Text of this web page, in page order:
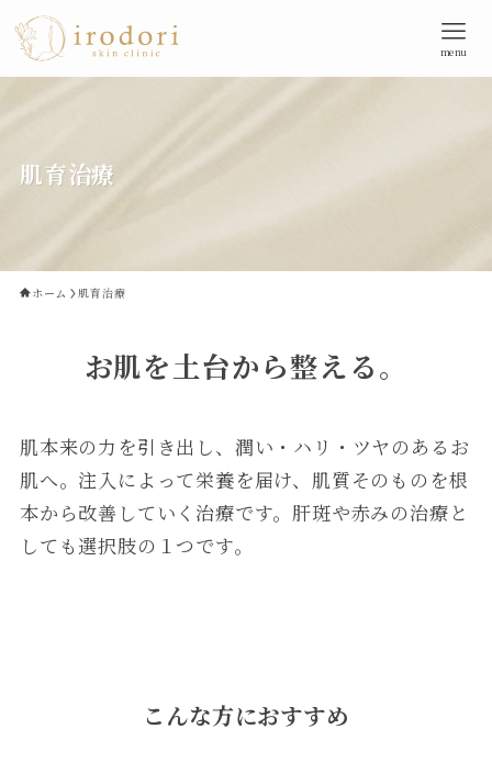
menu
肌育治療
ホーム 肌育治療
お肌を土台から整える。
肌本来の力を引き出し、潤い・ハリ・ツヤのあるお
肌へ。注入によって栄養を届け、肌質そのものを根
本から改善していく治療です。肝斑や赤みの治療と
しても選択肢の１つです。
こんな方におすすめ